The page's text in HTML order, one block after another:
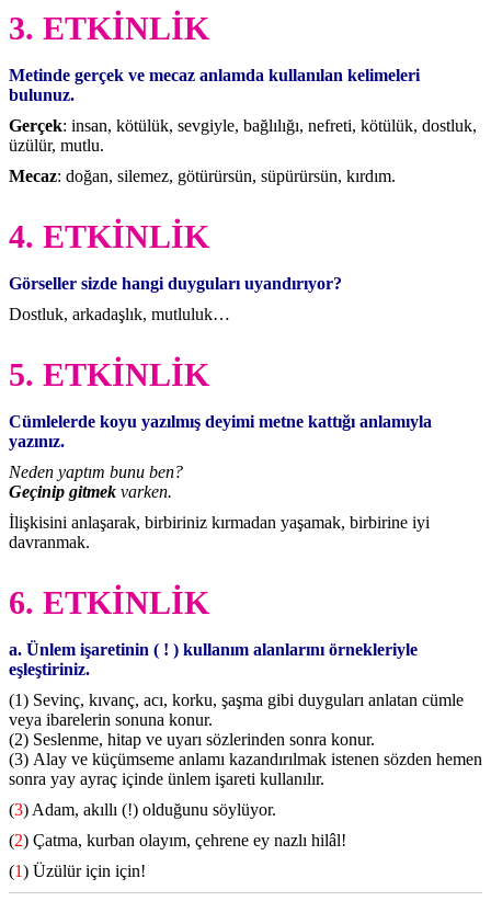
3. ETKİNLİK
Metinde gerçek ve mecaz anlamda kullanılan kelimeleri
bulunuz.
Gerçek: insan, kötülük, sevgiyle, bağlılığı, nefreti, kötülük, dostluk,
üzülür, mutlu.
Mecaz: doğan, silemez, götürürsün, süpürürsün, kırdım.
4. ETKİNLİK
Görseller sizde hangi duyguları uyandırıyor?
Dostluk, arkadaşlık, mutluluk…
5. ETKİNLİK
Cümlelerde koyu yazılmış deyimi metne kattığı anlamıyla
yazınız.
Neden yaptım bunu ben?
Geçinip gitmek varken.
İlişkisini anlaşarak, birbiriniz kırmadan yaşamak, birbirine iyi
davranmak.
6. ETKİNLİK
a. Ünlem işaretinin ( ! ) kullanım alanlarını örnekleriyle
eşleştiriniz.
(1) Sevinç, kıvanç, acı, korku, şaşma gibi duyguları anlatan cümle
veya ibarelerin sonuna konur.
(2) Seslenme, hitap ve uyarı sözlerinden sonra konur.
(3) Alay ve küçümseme anlamı kazandırılmak istenen sözden hemen
sonra yay ayraç içinde ünlem işareti kullanılır.
(3) Adam, akıllı (!) olduğunu söylüyor.
(2) Çatma, kurban olayım, çehrene ey nazlı hilâl!
(1) Üzülür için için!